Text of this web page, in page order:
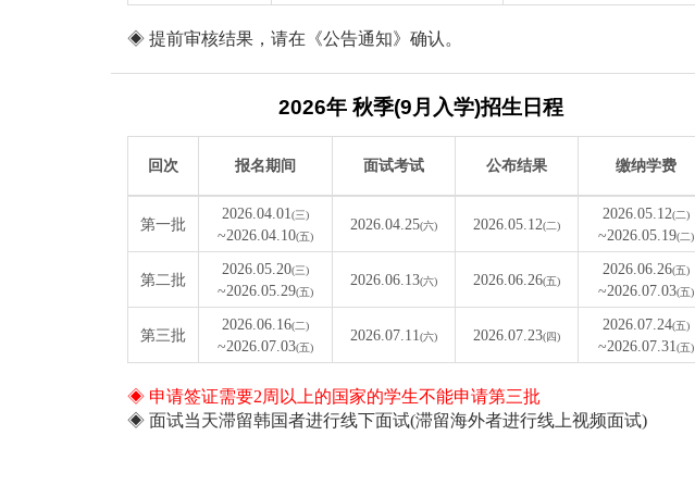
◈ 提前审核结果，请在《公告通知》确认。
2026年 秋季(9月入学)招生日程
回次 报名期间 面试考试 公布结果 缴纳学费
第一批
2026.04.01(三)
~2026.04.10(五)
2026.04.25(六) 2026.05.12(二)
2026.05.12(二)
~2026.05.19(二)
第二批
2026.05.20(三)
~2026.05.29(五)
2026.06.13(六) 2026.06.26(五)
2026.06.26(五)
~2026.07.03(五)
第三批
2026.06.16(二)
~2026.07.03(五)
2026.07.11(六) 2026.07.23(四)
2026.07.24(五)
~2026.07.31(五)
◈ 申请签证需要2周以上的国家的学生不能申请第三批
◈ 面试当天滞留韩国者进行线下面试(滞留海外者进行线上视频面试)